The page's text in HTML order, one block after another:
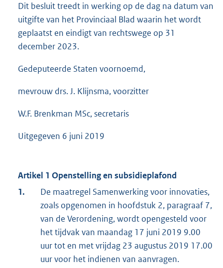
Dit besluit treedt in werking op de dag na datum van
uitgifte van het Provinciaal Blad waarin het wordt
geplaatst en eindigt van rechtswege op 31
december 2023.
Gedeputeerde Staten voornoemd,
mevrouw drs. J. Klijnsma, voorzitter
W.F. Brenkman MSc, secretaris
Uitgegeven 6 juni 2019
Artikel 1 Openstelling en subsidieplafond
1.
De maatregel Samenwerking voor innovaties,
zoals opgenomen in hoofdstuk 2, paragraaf 7,
van de Verordening, wordt opengesteld voor
het tijdvak van maandag 17 juni 2019 9.00
uur tot en met vrijdag 23 augustus 2019 17.00
uur voor het indienen van aanvragen.